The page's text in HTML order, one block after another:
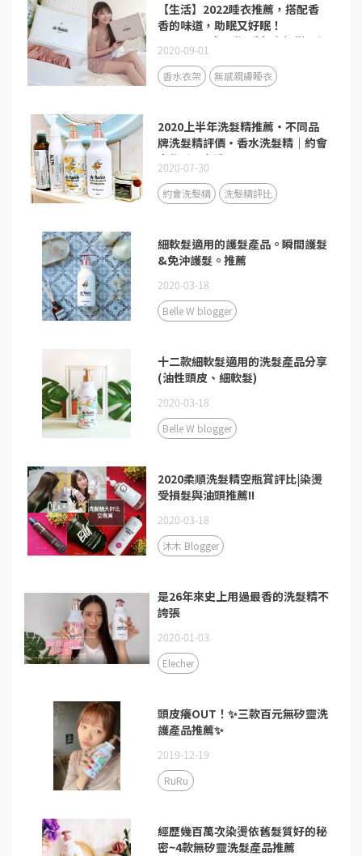
【生活】2022睡衣推薦，搭配香
香的味道，助眠又好眠！
deBalets小巴黎-香氛衣架搭配親
膚睡衣組，生活的儀式感從享受睡
眠開始♥️
2020-09-01
香水衣架 無感親膚睡衣
2020上半年洗髮精推薦・不同品
牌洗髮精評價・香水洗髮精｜約會
大作戰！必洗
2020-07-30
約會洗髮精 洗髮精評比
細軟髮適用的護髮產品。瞬間護髮
&免沖護髮。推薦
2020-03-18
Belle W blogger
十二款細軟髮適用的洗髮產品分享
(油性頭皮、細軟髮)
2020-03-18
Belle W blogger
2020柔順洗髮精空瓶賞評比|染燙
受損髮與油頭推薦!!
2020-03-18
沐木 Blogger
是26年來史上用過最香的洗髮精不
誇張
2020-01-03
Elecher
頭皮癢OUT！✨三款百元無矽靈洗
護產品推薦✨
2019-12-19
RuRu
經歷幾百萬次染燙依舊髮質好的秘
密~4款無矽靈洗髮產品推薦